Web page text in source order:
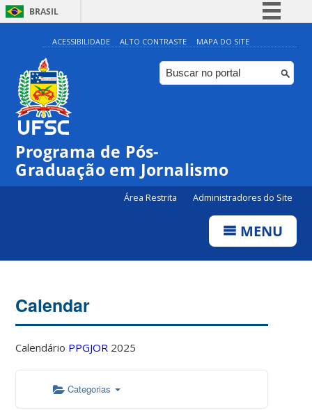
BRASIL
Simplifique!
Comunica BR
Participe
ACESSIBILIDADE ALTO CONTRASTE MAPA DO SITE
Programa de Pós-
Graduação em Jornalismo
Área Restrita Administradores do Site
MENU
Calendar
Calendário PPGJOR 2025
Categorias
00:00